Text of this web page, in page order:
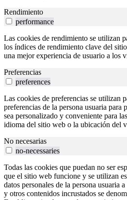
Rendimiento
performance
Las cookies de rendimiento se utilizan
los índices de rendimiento clave del
una mejor experiencia de usuario a los
Preferencias
preferences
Las cookies de preferencias se utilizan
preferencias de la persona usuaria para
sea personalizado y conveniente para
idioma del sitio web o la ubicación del
No necesarias
no-necessaries
Todas las cookies que puedan no ser
que el sitio web funcione y se utilizan
datos personales de la persona usuaria
y otros contenidos incrustados se